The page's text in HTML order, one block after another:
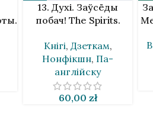
13. Духі. Заўсёды
побач! The Spirits.
Таццяна Ван Дэн
Брынк [BLR&EN]
Кнігі, Дзеткам,
Нонфікшн, Па-
англійску
60,00 zł